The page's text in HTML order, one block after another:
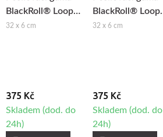
BlackRoll® Loop
Band - lehká zátěž
32 x 6 cm
375 Kč
Skladem (dod. do
24h)
BlackRoll® Loop
Band - silná zátěž
32 x 6 cm
375 Kč
Skladem (dod. do
24h)